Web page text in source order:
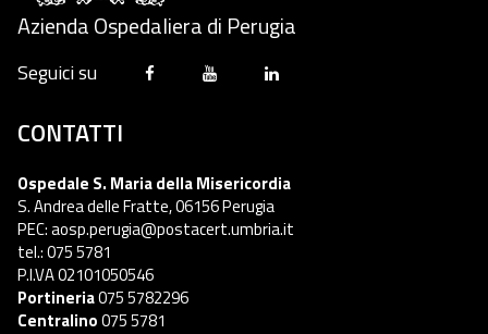
Azienda Ospedaliera di Perugia
Seguici su
CONTATTI
Ospedale S. Maria della Misericordia
S. Andrea delle Fratte, 06156 Perugia
PEC: aosp.perugia@postacert.umbria.it
tel.: 075 5781
P.I.VA 02101050546
Portineria075 5782296
Centralino075 5781